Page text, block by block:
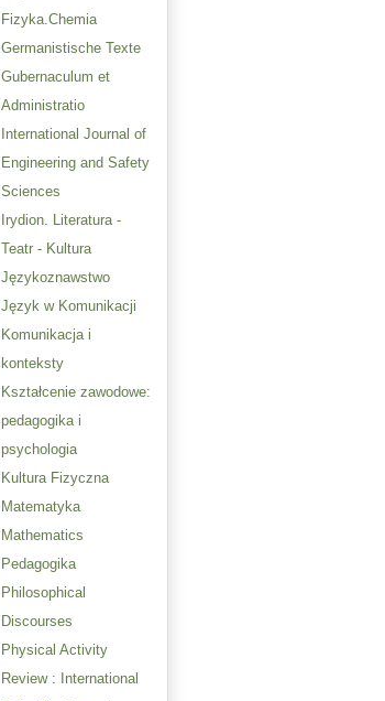
Fizyka.Chemia
Germanistische Texte
Gubernaculum et
Administratio
International Journal of
Engineering and Safety
Sciences
Irydion. Literatura -
Teatr - Kultura
Językoznawstwo
Język w Komunikacji
Komunikacja i
konteksty
Kształcenie zawodowe:
pedagogika i
psychologia
Kultura Fizyczna
Matematyka
Mathematics
Pedagogika
Philosophical
Discourses
Physical Activity
Review : International